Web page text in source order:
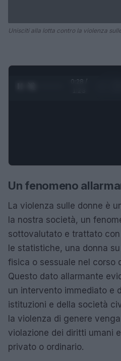
Unisciti alla lotta contro la violenza
0:29 /
Un fenomeno
La violenza sulle donne è
la nostra società, un
sottovalutato e trattato
le statistiche, una donna
fisica o sessuale nel corso
Questo dato allarmante
un intervento immediato e
istituzioni e della società
la violenza di genere
violazione dei diritti umani
privato o ordinario.